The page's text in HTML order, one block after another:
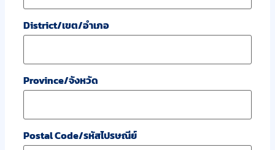
District/เขต/อำเภอ
Province/จังหวัด
Postal Code/รหัสไปรษณีย์